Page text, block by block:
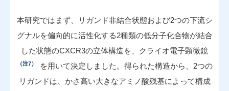
本研究ではまず、リガンド非結合状態および2つの下流シ
グナルを偏向的に活性化する2種類の低分子化合物が結合
した状態のCXCR3の立体構造を、クライオ電子顕微鏡
（注7）
を用いて決定しました。得られた構造から、2つの
リガンドは、かさ高い大きなアミノ酸残基によって構成